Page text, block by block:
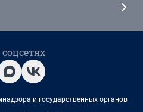
и государственных органов